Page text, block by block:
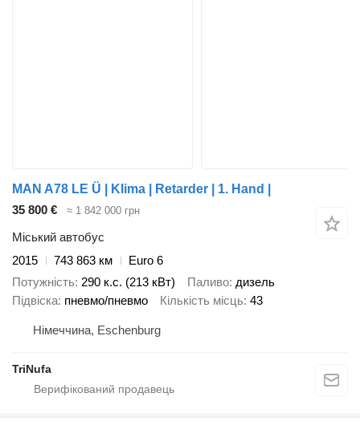
MAN A78 LE Ü | Klima | Retarder | 1. Hand |
35 800 €
≈ 1 842 000 грн
Міський автобус
2015
743 863 км
Euro 6
Потужність 290 к.с. (213 кВт) Паливо дизель
Підвіска пневмо/пневмо Кількість місць 43
Німеччина, Eschenburg
TriNufa